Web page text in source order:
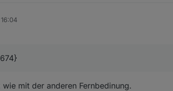
mit der anderen Fernbedinung.